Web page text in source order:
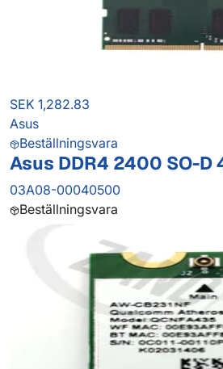
SEK 1,282.83
Asus
Beställningsvara
Asus DDR4 2400 SO-D
03A08-00040500
Beställningsvara